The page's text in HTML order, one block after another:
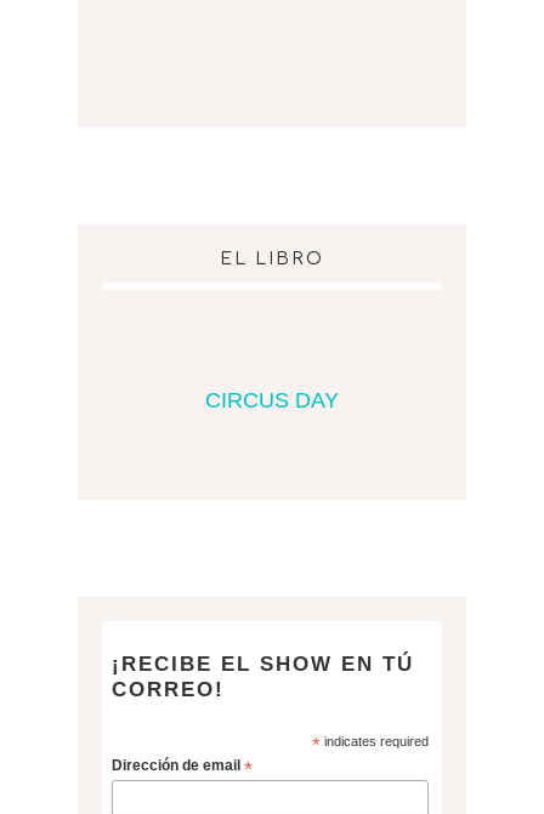
EL LIBRO
CIRCUS DAY
¡RECIBE EL SHOW EN TÚ
CORREO!
* indicates required
Dirección de email*